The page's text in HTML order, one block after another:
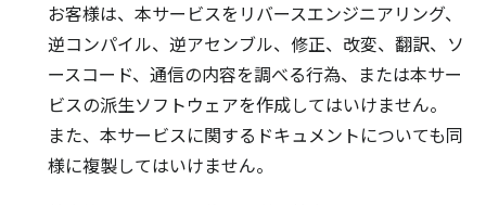
お客様は、本サービスをリバースエンジニアリング、
逆コンパイル、逆アセンブル、修正、改変、翻訳、ソ
ースコード、通信の内容を調べる行為、または本サー
ビスの派生ソフトウェアを作成してはいけません。
また、本サービスに関するドキュメントについても同
様に複製してはいけません。